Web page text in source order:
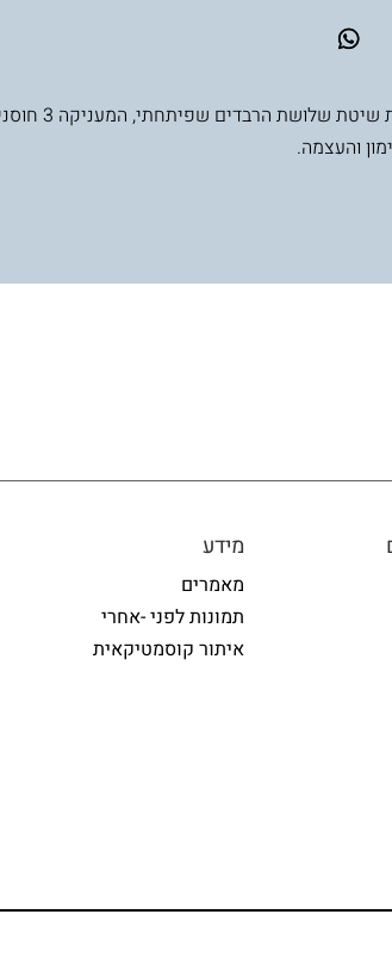
משלבת את
והעצמה.
מידע
מאמרים
תמונות לפני -אחרי
איתור קוסמטיקאית